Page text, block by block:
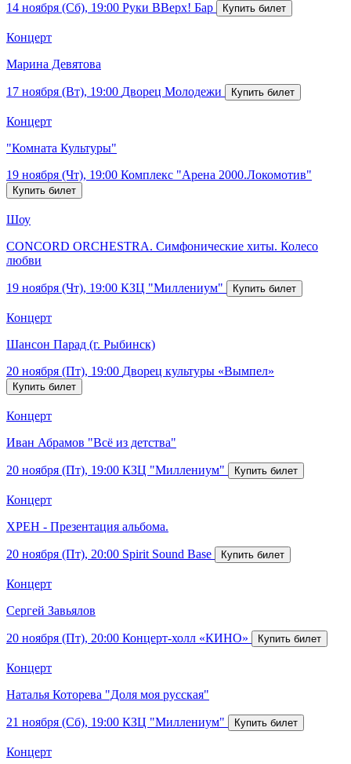
14 ноября (Сб), 19:00 Руки ВВерх! Бар
Концерт
Марина Девятова
17 ноября (Вт), 19:00 Дворец Молодежи
Концерт
"Комната Культуры"
19 ноября (Чт), 19:00 Комплекс "Арена 2000.Локомотив"
Шоу
CONCORD ORCHESTRA. Симфонические хиты. Колесо
любви
19 ноября (Чт), 19:00 КЗЦ "Миллениум"
Концерт
Шансон Парад (г. Рыбинск)
20 ноября (Пт), 19:00 Дворец культуры «Вымпел»
Концерт
Иван Абрамов "Всё из детства"
20 ноября (Пт), 19:00 КЗЦ "Миллениум"
Концерт
ХРЕН - Презентация альбома.
20 ноября (Пт), 20:00 Spirit Sound Base
Концерт
Сергей Завьялов
20 ноября (Пт), 20:00 Концерт-холл «КИНО»
Концерт
Наталья Которева "Доля моя русская"
21 ноября (Сб), 19:00 КЗЦ "Миллениум"
Концерт